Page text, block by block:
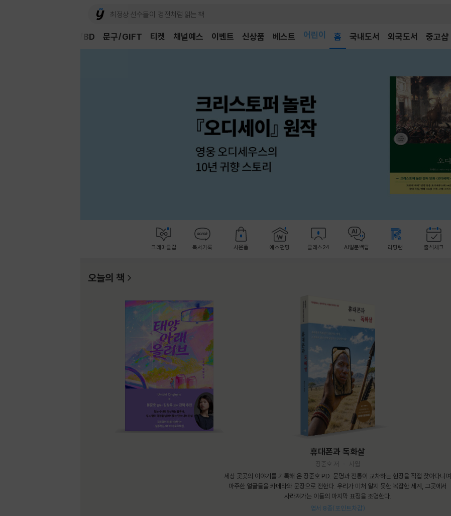
채널예스 이벤트 신상품 베스트
독후감
홈 국내도서 외국도서 중고샵
DVD/BD 문구/GIFT 티켓
크레마클럽 독서기록 사은품 예스펀딩 클래스24 AI일문백답 리딩런 출석체크
오늘의 책
휴대폰과 독화살
장준호 저
시월
세상 곳곳의 이야기를 기록해 온 장준호 PD. 문명과 전통이 교차하는 현장을 직접 찾아다니며
마주한 얼굴들을 카메라와 문장으로 전한다. 우리가 미처 알지 못한 복잡한 세계, 그곳에서
사라져가는 이들의 마지막 표정을 조명한다.
엽서 8종(포인트차감)